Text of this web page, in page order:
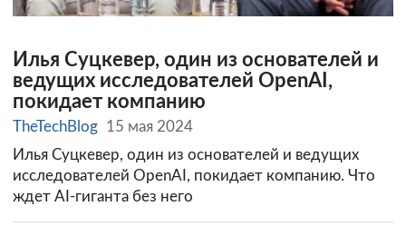
Илья Суцкевер, один из основателей и
ведущих исследователей OpenAI,
покидает компанию
TheTechBlog 15 мая 2024
Илья Суцкевер, один из основателей и ведущих
исследователей OpenAI, покидает компанию. Что
ждет AI-гиганта без него